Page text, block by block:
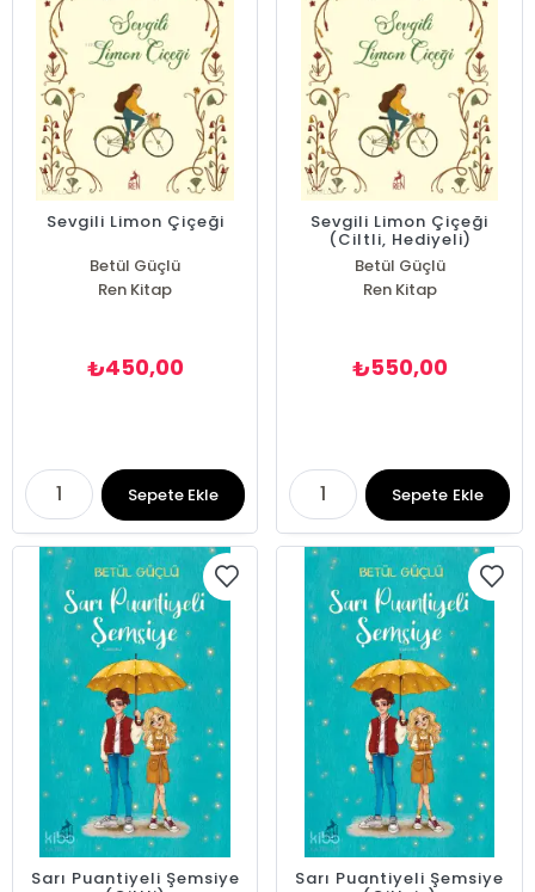
Sevgili Limon Çiçeği
Betül Güçlü
Ren Kitap
₺450,00
Sepete Ekle
Sevgili Limon Çiçeği
(Ciltli, Hediyeli)
Betül Güçlü
Ren Kitap
₺550,00
Sepete Ekle
Sarı Puantiyeli Şemsiye Sarı Puantiyeli Şemsiye